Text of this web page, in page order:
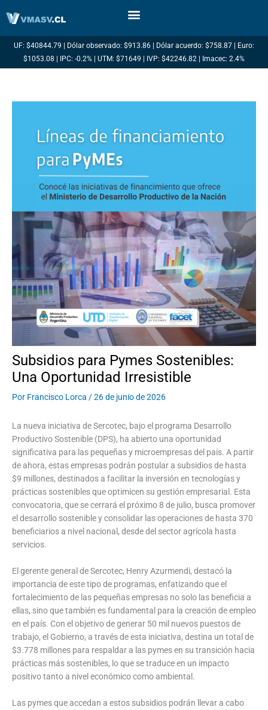
UF: $40844.79 | Dólar observado: $913.86 | Dólar acuerdo: $758.87 | Euro:
$1053.08 | IPC: -0.2% | UTM: $71649 | IVP: $42246.82 | Imacec: 2.4%
Subsidios para Pymes Sostenibles:
Una Oportunidad Irresistible
Por Francisco Lorca /26 de junio de 2026
La nueva iniciativa de Sercotec, bajo el programa Desarrollo
Productivo Sostenible (DPS), ha abierto una oportunidad
significativa para las pequeñas y microempresas del país. A partir
de ahora, estas empresas podrán postular a subsidios de hasta
$9 millones, destinados a facilitar la inversión en tecnologías y
prácticas sostenibles que optimicen su gestión empresarial. Esta
convocatoria, que se cerrará el próximo 8 de julio, busca promover
el desarrollo sostenible y consolidar las operaciones de hasta 370
beneficiarios a nivel nacional, desde del sector agrícola hasta
servicios.
El gerente general de Sercotec, Henry Azurmendi, destacó la
importancia de este tipo de programas, enfatizando que el
fortalecimiento de las pequeñas empresas no solo las beneficia a
ellas, sino que también es fundamental para la creación de empleo
en el país. Con el objetivo de generar 50 mil nuevos puestos de
trabajo, el Gobierno, a través de esta iniciativa, destina un total de
$3.778 millones para respaldar a las pymes en su transición hacia
prácticas más sostenibles, lo que se traduce en un impacto
positivo tanto a nivel económico como ambiental.
Las pymes que accedan a estos subsidios podrán llevar a cabo